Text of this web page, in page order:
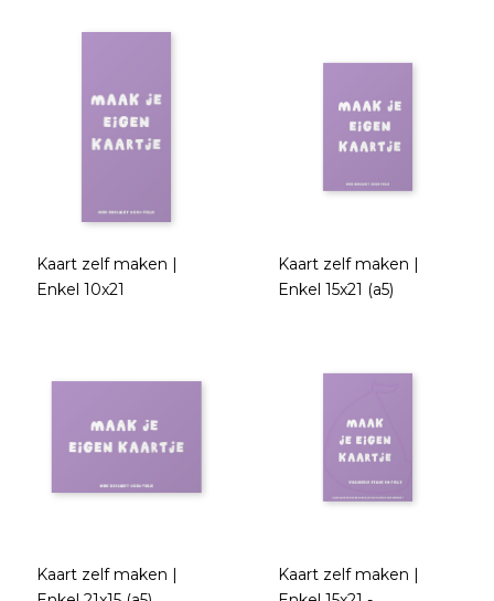
Kaart zelf maken |
Enkel 10x21
Kaart zelf maken |
Enkel 15x21 (a5)
Kaart zelf maken |
Kaart zelf maken |